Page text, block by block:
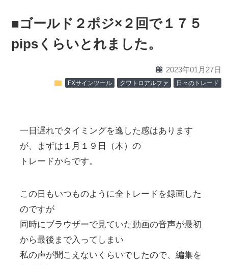
■ゴールド２ポジ×２回で１７５
pipsくらいとれました。
calendar 2023年01月27日
folder FXサインツール クワトロアルファ 日々のトレード
一日遅れでタイミングを逸した感はあります
が、まずは１月１９日（木）の
トレードからです。
この日もいつものように全トレードを録画した
のですが
同時にブラウザーで見ていた動画の音声が最初
から最後まで入ってしまい
私の声が聞こえないくらいでしたので、編集を